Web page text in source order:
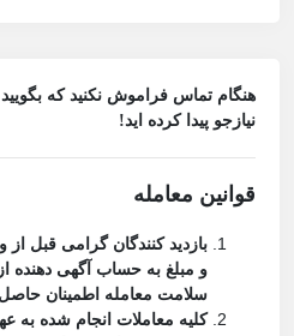
هنگام تماس فراموش نکنید که بگویید
نیازجو پیدا کرده اید!
قوانین معامله
بازدید کنندگان گرامی قبل از
و مبلغ به حساب آگهی دهنده
سلامت معامله اطمینان حاصل
کلیه معاملات انجام شده به